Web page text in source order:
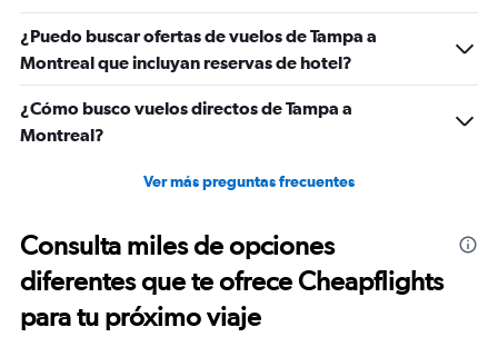
¿Puedo buscar ofertas de vuelos de Tampa a
Montreal que incluyan reservas de hotel?
¿Cómo busco vuelos directos de Tampa a
Montreal?
Ver más preguntas frecuentes
Consulta miles de opciones
diferentes que te ofrece Cheapflights
para tu próximo viaje